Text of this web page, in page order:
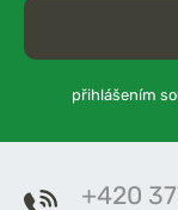
přihlášením
+420